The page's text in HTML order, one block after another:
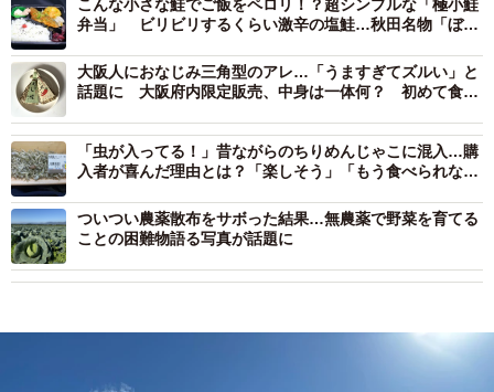
こんな小さな鮭でご飯をペロリ！？超シンプルな「極小鮭
弁当」 ビリビリするくらい激辛の塩鮭…秋田名物「ぼだ
大阪人におなじみ三角型のアレ…「うますぎてズルい」と
話題に 大阪府内限定販売、中身は一体何？ 初めて食べ
「虫が入ってる！」昔ながらのちりめんじゃこに混入…購
入者が喜んだ理由とは？「楽しそう」「もう食べられな
ついつい農薬散布をサボった結果…無農薬で野菜を育てる
ことの困難物語る写真が話題に